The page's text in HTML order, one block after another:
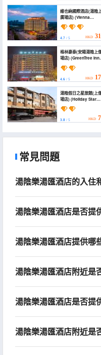
維也納國際酒店(湯陰
廣場店) (Vienna
International Hotel
(Tangyin Shangyi
Square))
4.7 / 5 HKD
格林豪泰(安陽湯陰上
場店) (GreenTree Inn
(Tangyin Changhong
Road))
4.6 / 5 HKD
湯陰假日之星旅館(上
場店) (Holiday Star
Hostel)
3.8 / 5 HKD
常見問題
湯陰樂湯匯酒店的入住
湯陰樂湯匯酒店是否提
湯陰樂湯匯酒店提供哪
湯陰樂湯匯酒店附近是
湯陰樂湯匯酒店是否提
湯陰樂湯匯酒店附近是